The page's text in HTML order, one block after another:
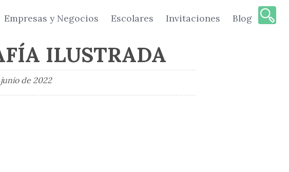
Empresas y Negocios Escolares Invitaciones Blog
ILUSTRADA
de 2022